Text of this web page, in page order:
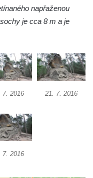
oltář
hory)
napřaženou
je cca 8 m a je
7. 2016 21. 7. 2016
7. 2016